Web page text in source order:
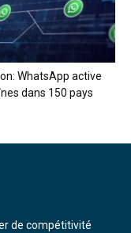
WhatsApp active
dans 150 pays
de compétitivité